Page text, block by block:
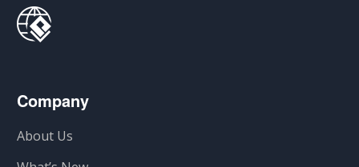
Company
About Us